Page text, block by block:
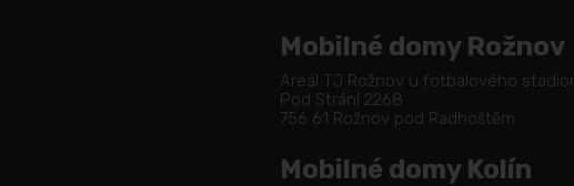
Mobilné domy Rožnov
Areál TJ Rožnov u fotbalového
Pod Strání 2268
756 61 Rožnov pod Radhoštěm
Mobilné domy Kolín